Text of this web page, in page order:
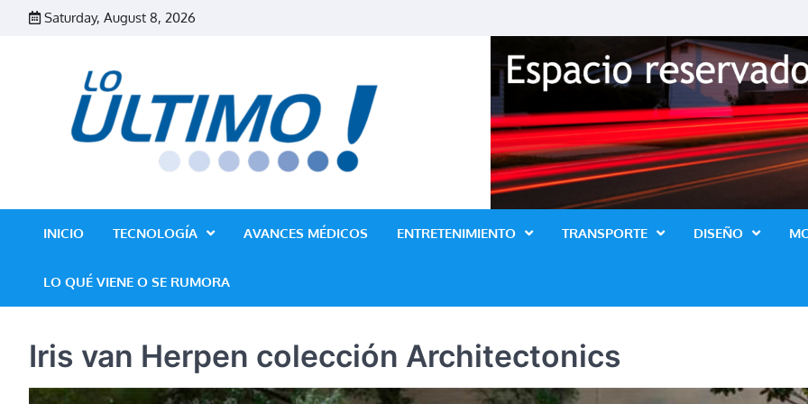
Saturday, August 8, 2026
Revista Lo Ultimo
INICIO TECNOLOGÍA AVANCES MÉDICOS ENTRETENIMIENTO TRANSPORTE DISEÑO
LO QUÉ VIENE O SE RUMORA
Iris van Herpen colección Architectonics